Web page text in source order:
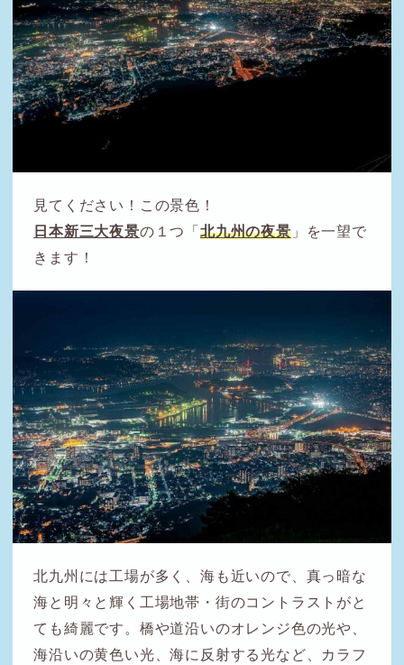
見てください！この景色！
日本新三大夜景の１つ「北九州の夜景」を一望で
きます！
北九州には工場が多く、海も近いので、真っ暗な
海と明々と輝く工場地帯・街のコントラストがと
ても綺麗です。橋や道沿いのオレンジ色の光や、
海沿いの黄色い光、海に反射する光など、カラフ